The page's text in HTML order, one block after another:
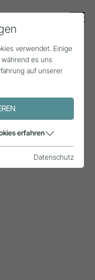
2024
verwendet. Einige
es uns
auf unserer
erfahren
Datenschutz